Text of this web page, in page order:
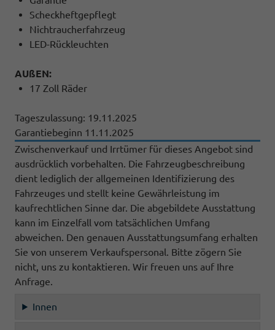
Scheckheftgepflegt
Nichtraucherfahrzeug
LED-Rückleuchten
AUßEN:
17 Zoll Räder
Tageszulassung: 19.11.2025
Garantiebeginn 11.11.2025
Zwischenverkauf und Irrtümer für dieses Angebot sind
ausdrücklich vorbehalten. Die Fahrzeugbeschreibung
dient lediglich der allgemeinen Identifizierung des
Fahrzeuges und stellt keine Gewährleistung im
kaufrechtlichen Sinne dar. Die abgebildete Ausstattung
kann im Einzelfall vom tatsächlichen Umfang
abweichen. Den genauen Ausstattungsumfang erhalten
Sie von unserem Verkaufspersonal. Bitte zögern Sie
nicht, uns zu kontaktieren. Wir freuen uns auf Ihre
Anfrage.
Innen